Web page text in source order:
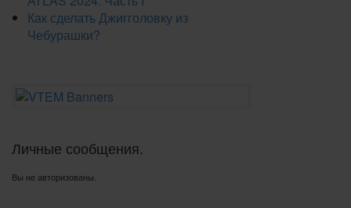
Как сделать Джигголовку из
Чебурашки?
Личные сообщения.
Вы не авторизованы.